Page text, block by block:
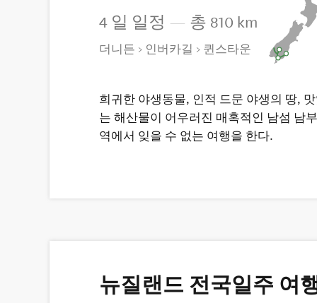
4 일 일정 — 총 810 km
더니든 > 인버카길 > 퀸스타운
희귀한 야생동물, 인적 드문 야생의 땅,
는 해산물이 어우러진 매혹적인 남섬 남
역에서 잊을 수 없는 여행을 한다.
뉴질랜드 전국일주 여